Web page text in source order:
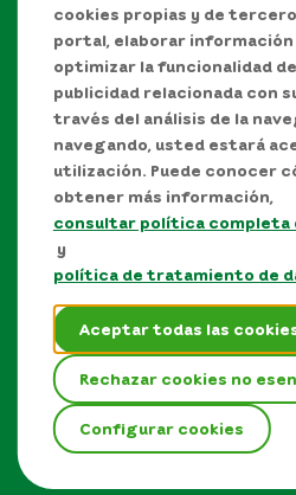
cookies propias y de
portal, elaborar
optimizar la funcionalidad
publicidad relacionada con
través del análisis de la
navegando, usted estará
utilización. Puede conocer
obtener más información,
consultar política completa
y
política de tratamiento de
Aceptar todas las
Rechazar cookies no
Configurar cookies
Manual de Derechos de
uso sobre los contenidos
Política de protección de
Términos y condiciones del
Mapa del sitio
EPM © Todos los derechos